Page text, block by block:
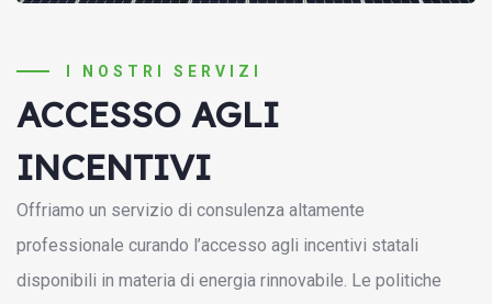
I NOSTRI SERVIZI
ACCESSO AGLI
INCENTIVI
Offriamo un servizio di consulenza altamente
professionale curando l’accesso agli incentivi statali
disponibili in materia di energia rinnovabile. Le politiche